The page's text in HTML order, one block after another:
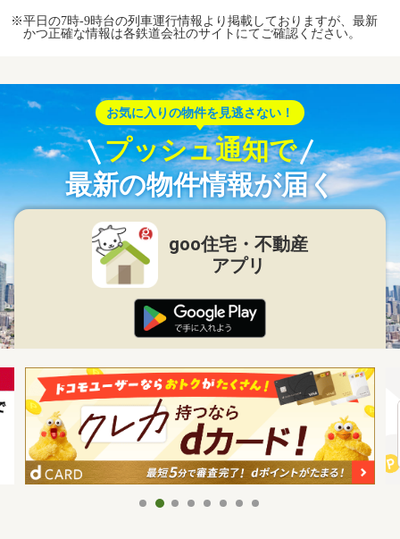
※平日の7時-9時台の列車運行情報より掲載しておりますが、最新
かつ正確な情報は各鉄道会社のサイトにてご確認ください。
お気に入りの物件を見逃さない！
プッシュ通知で
最新の物件情報が届く
goo住宅・不動産
アプリ